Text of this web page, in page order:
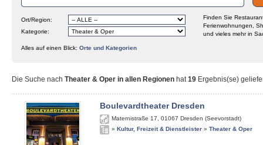
Ort/Region:
Kategorie:
Finden Sie
Ferienwohnungen,
und vieles mehr in
Alles auf einen Blick: Orte und Kategorien
Die Suche nach Theater & Oper in allen Regionen hat19 Ergebnis(se)
Boulevardtheater Dresden
Maternistraße 17 01067 Dresden (Seevorstadt)
» Kultur, Freizeit & Dienstleister » Theater & Oper